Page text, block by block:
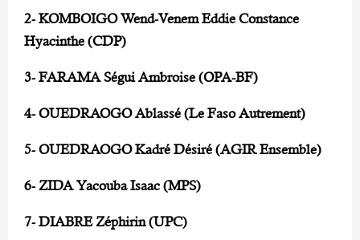
2- KOMBOIGO Wend-Venem Eddie Constance
Hyacinthe (CDP)
3- FARAMA Ségui Ambroise (OPA-BF)
4- OUEDRAOGO Ablassé (Le Faso Autrement)
5- OUEDRAOGO Kadré Désiré (AGIR Ensemble)
6- ZIDA Yacouba Isaac (MPS)
7- DIABRE Zéphirin (UPC)